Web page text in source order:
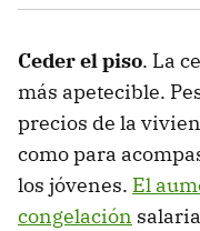
Ceder el piso. La
más apetecible.
precios de la
como para
los jóvenes. El
congelación